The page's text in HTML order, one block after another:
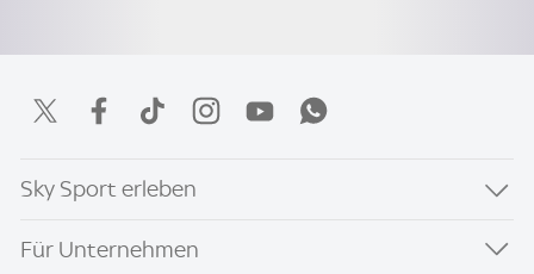
Sky Sport erleben
Für Unternehmen